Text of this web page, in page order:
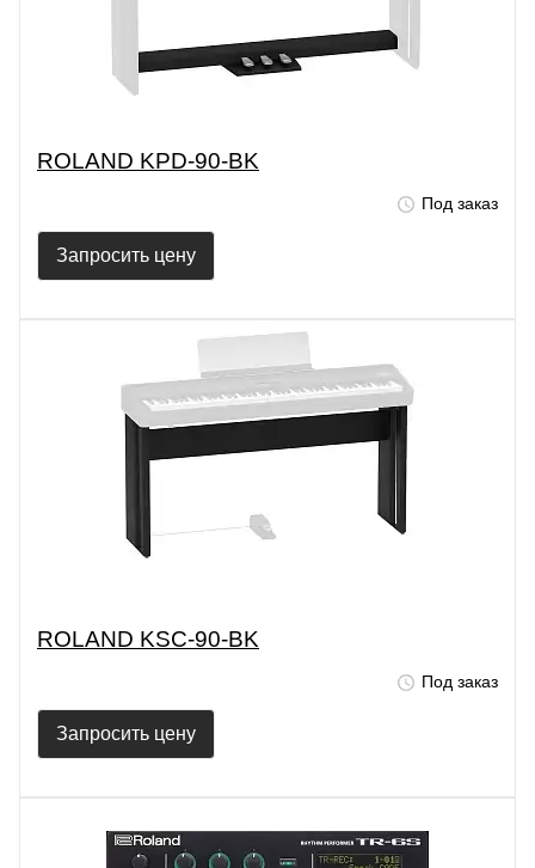
ROLAND KPD-90-BK
Под заказ
Запросить цену
ROLAND KSC-90-BK
Под заказ
Запросить цену